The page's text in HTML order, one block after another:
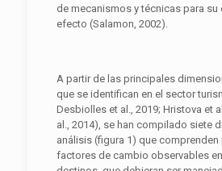
de mecanismos y técnicas para su
efecto (Salamon, 2002).
A partir de las principales
que se identifican en el sector
Desbiolles et al., 2019; Hristova et
al., 2014), se han compilado siete
análisis (figura 1) que
factores de cambio observables